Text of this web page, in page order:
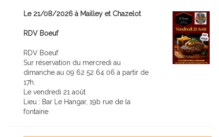
Le 21/08/2026 à Mailley et Chazelot
RDV Boeuf
RDV Boeuf
Sur réservation du mercredi au
dimanche au 09 62 52 64 06 à partir de
17h.
Le vendredi 21 août
Lieu : Bar Le Hangar, 19b rue de la
fontaine